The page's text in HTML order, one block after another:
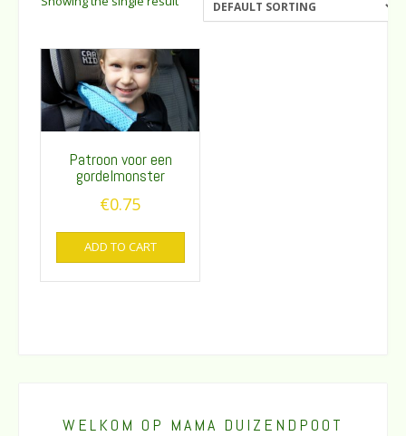
Patroon voor een
gordelmonster
€0.75
ADD TO CART
WELKOM OP MAMA DUIZENDPOOT